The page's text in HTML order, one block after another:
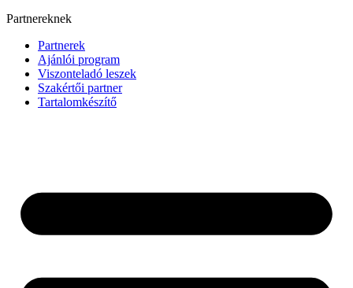
Partnereknek
Partnerek
Ajánlói program
Viszonteladó leszek
Szakértői partner
Tartalomkészítő